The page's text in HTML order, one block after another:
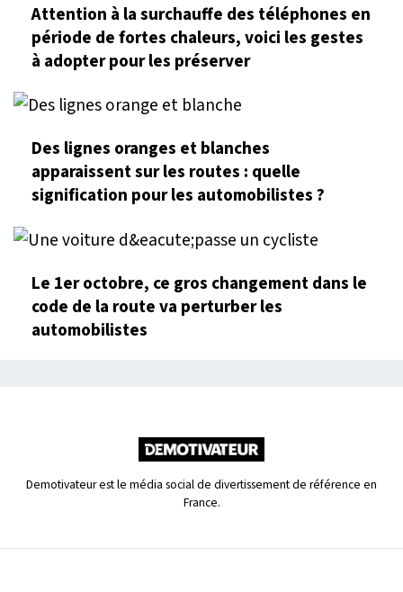
Attention à la surchauffe des téléphones en
période de fortes chaleurs, voici les gestes
à adopter pour les préserver
Des lignes oranges et blanches
apparaissent sur les routes : quelle
signification pour les automobilistes ?
Le 1er octobre, ce gros changement dans le
code de la route va perturber les
automobilistes
Demotivateur est le média social de divertissement de référence en
France.